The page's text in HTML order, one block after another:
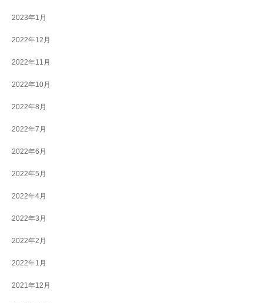
2023年1月
2022年12月
2022年11月
2022年10月
2022年8月
2022年7月
2022年6月
2022年5月
2022年4月
2022年3月
2022年2月
2022年1月
2021年12月